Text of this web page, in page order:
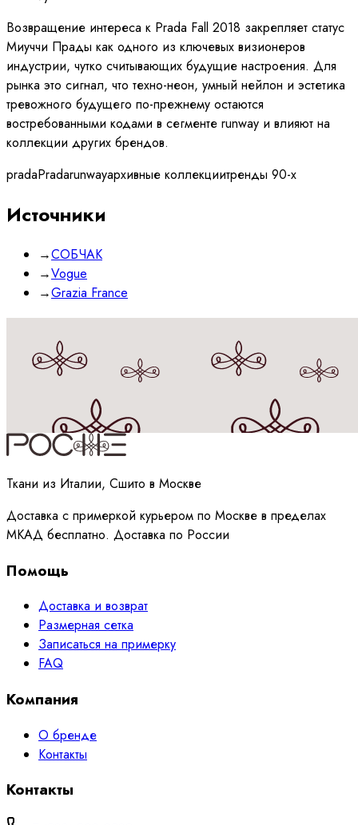
Возвращение интереса к Prada Fall 2018 закрепляет статус
Миуччи Прады как одного из ключевых визионеров
индустрии, чутко считывающих будущие настроения. Для
рынка это сигнал, что техно-неон, умный нейлон и эстетика
тревожного будущего по-прежнему остаются
востребованными кодами в сегменте runway и влияют на
коллекции других брендов.
pradaPradarunwayархивные коллекциитренды 90-х
Источники
→СОБЧАК
→Vogue
→Grazia France
Принимаюполитикуобработки данных
Ткани из Италии, Сшито в Москве
Доставка с примеркой курьером по Москве в пределах
МКАД бесплатно. Доставка по России
Помощь
Доставка и возврат
Размерная сетка
Записаться на примерку
FAQ
Компания
О бренде
Контакты
Контакты